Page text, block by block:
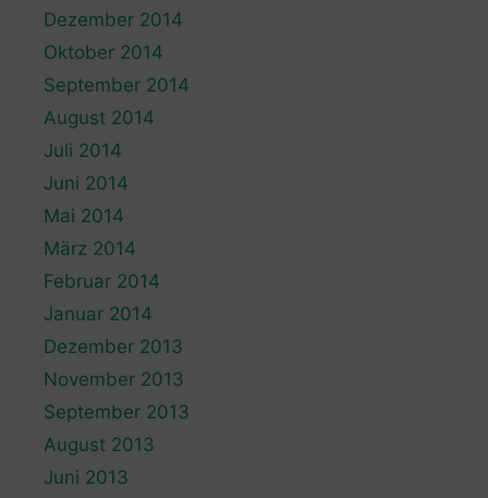
Dezember 2014
Oktober 2014
September 2014
August 2014
Juli 2014
Juni 2014
Mai 2014
März 2014
Februar 2014
Januar 2014
Dezember 2013
November 2013
September 2013
August 2013
Juni 2013